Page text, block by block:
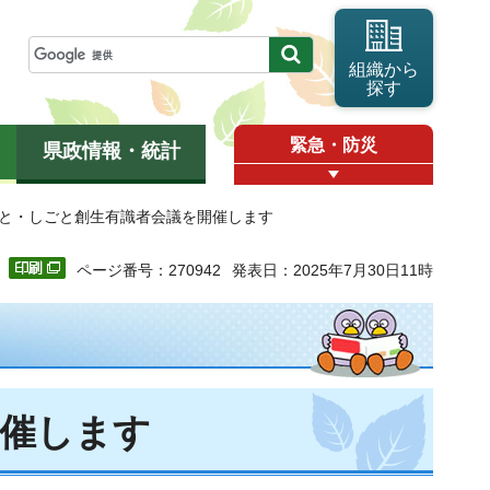
組織から
探す
県政情報・統計 緊急・防災
・しごと創生有識者会議を開催します
ページ番号：270942 発表日：2025年7月30日11時
します